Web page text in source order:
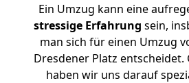
Ein Umzug kann eine
stressige Erfahrung sein,
man sich für einen Umzug
Dresdener Platz entscheidet.
haben wir uns darauf